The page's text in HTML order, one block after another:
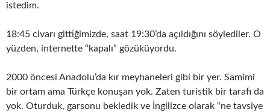
istedim.
18:45 civarı gittiğimizde, saat 19:30’da açıldığını söylediler. O
yüzden, internette “kapalı” gözüküyordu.
2000 öncesi Anadolu’da kır meyhaneleri gibi bir yer. Samimi
bir ortam ama Türkçe konuşan yok. Zaten turistik bir tarafı da
yok. Oturduk, garsonu bekledik ve İngilizce olarak “ne tavsiye